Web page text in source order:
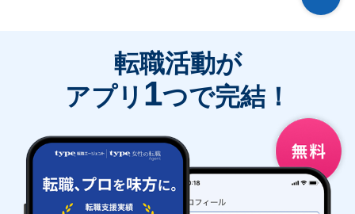
転職活動が
アプリ 1つで完結！